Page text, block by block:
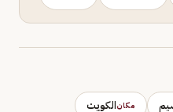
مكانالكويت